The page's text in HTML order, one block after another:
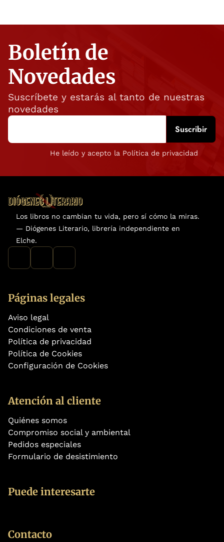
Boletín de
Novedades
Suscríbete y estarás al tanto de nuestras
novedades
He leído y acepto la Política de privacidad
Los libros no cambian tu vida, pero sí cómo la miras.
— Diógenes Literario, librería independiente en
Elche.
Páginas legales
Aviso legal
Condiciones de venta
Política de privacidad
Política de Cookies
Configuración de Cookies
Atención al cliente
Quiénes somos
Compromiso social y ambiental
Pedidos especiales
Formulario de desistimiento
Puede interesarte
Contacto